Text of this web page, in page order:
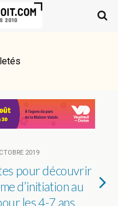
2019
pour découvrir
d’initiation au
les 4-7 ans